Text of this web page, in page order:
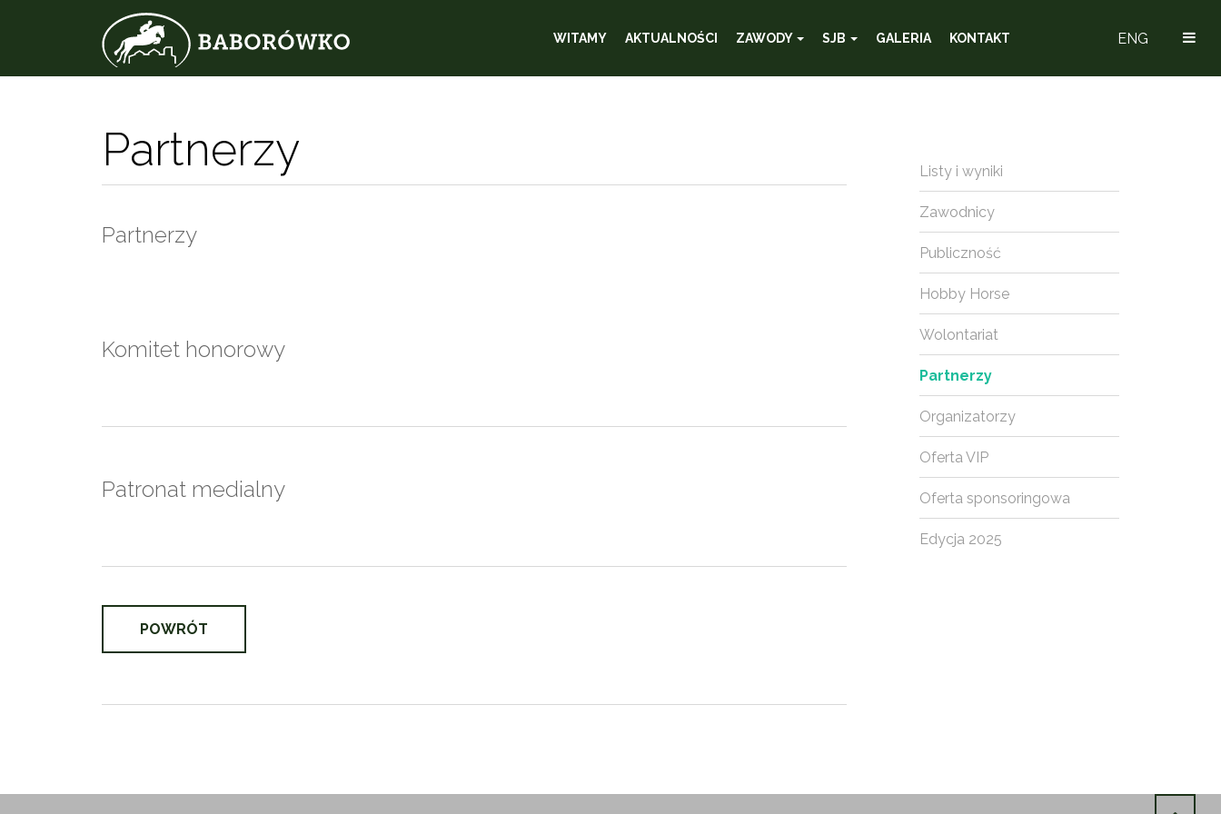
ENG
WITAMY AKTUALNOŚCI ZAWODY SJB GALERIA KONTAKT
Partnerzy
Partnerzy
Komitet honorowy
Patronat medialny
POWRÓT
Listy i wyniki
Zawodnicy
Publiczność
Hobby Horse
Wolontariat
Partnerzy
Organizatorzy
Oferta VIP
Oferta sponsoringowa
Edycja 2025